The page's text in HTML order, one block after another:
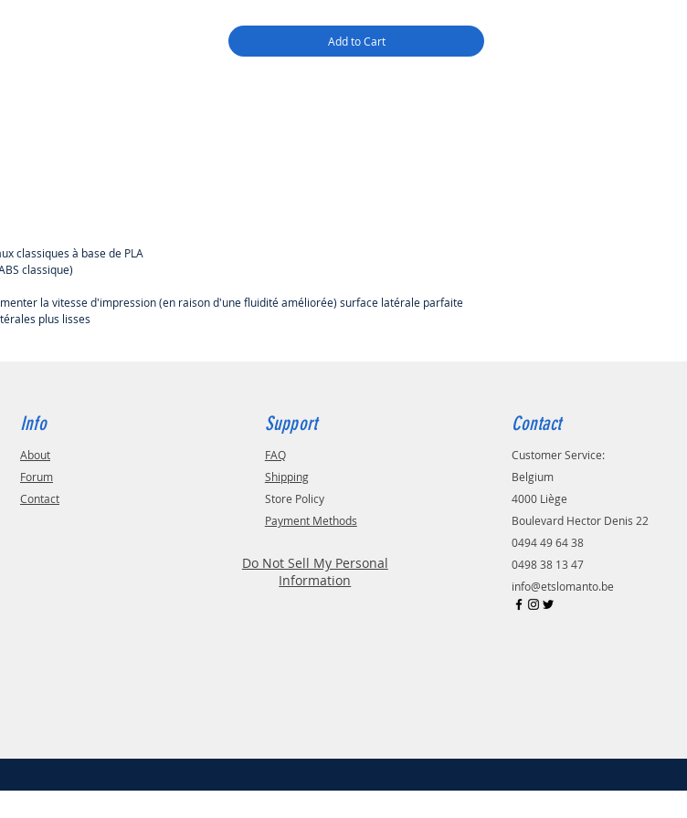
mécanique, une efficacité d'impression
élevée et tout d'abord la possibilité
Add to Cart
classiques à base de PLA
classique)
la vitesse d'impression (en raison d'une fluidité améliorée) surface latérale parfaite
plus lisses
Info
About
Forum
Contact
Support
FAQ
Shipping
Store Policy
Payment Methods
Do Not Sell My Personal
Information
Contact
Customer Service:
Belgium
4000 Liège
Boulevard Hector Denis 22
0494 49 64 38
0498 38 13 47
info@etslomanto.be